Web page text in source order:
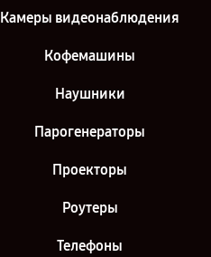
Камеры видеонаблюдения
Кофемашины
Наушники
Парогенераторы
Проекторы
Роутеры
Телефоны